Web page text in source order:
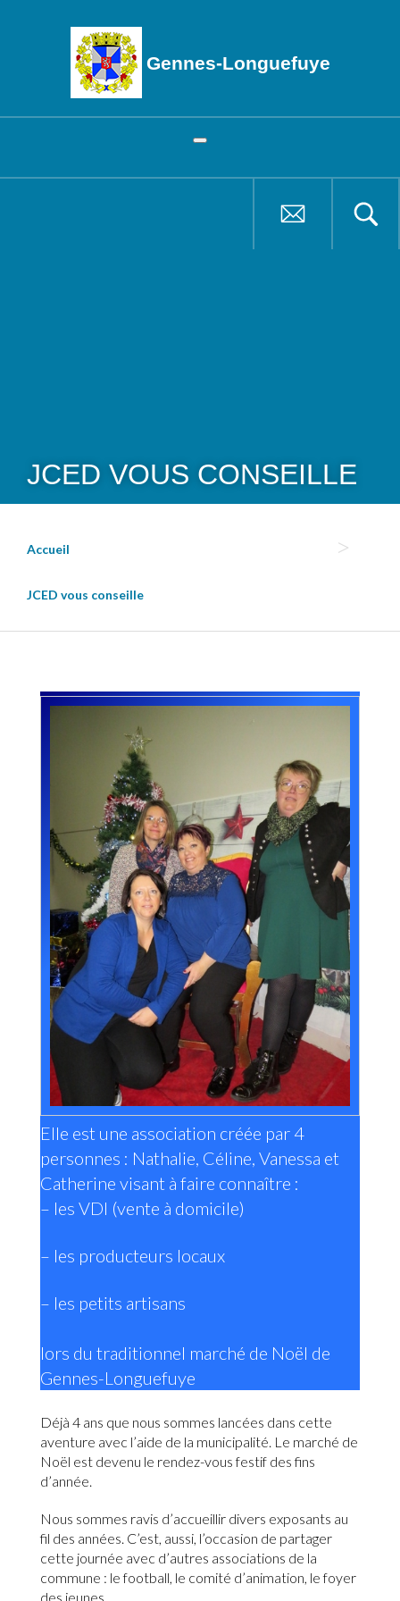
Gennes-Longuefuye
JCED VOUS CONSEILLE
Accueil
JCED vous conseille
Elle est une association créée par 4
personnes : Nathalie, Céline, Vanessa et
Catherine visant à faire connaître :
– les VDI (vente à domicile)
– les producteurs locaux
– les petits artisans
lors du traditionnel marché de Noël de
Gennes-Longuefuye
Déjà 4 ans que nous sommes lancées dans cette
aventure avec l’aide de la municipalité. Le marché de
Noël est devenu le rendez-vous festif des fins
d’année.
Nous sommes ravis d’accueillir divers exposants au
fil des années. C’est, aussi, l’occasion de partager
cette journée avec d’autres associations de la
commune : le football, le comité d’animation, le foyer
des jeunes,…